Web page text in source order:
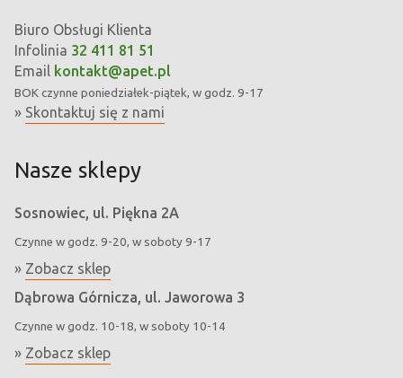
Biuro Obsługi Klienta
Infolinia 32 411 81 51
Email kontakt@apet.pl
BOK czynne poniedziałek-piątek, w godz. 9-17
» Skontaktuj się z nami
Nasze sklepy
Sosnowiec, ul. Piękna 2A
Czynne w godz. 9-20, w soboty 9-17
» Zobacz sklep
Dąbrowa Górnicza, ul. Jaworowa 3
Czynne w godz. 10-18, w soboty 10-14
» Zobacz sklep